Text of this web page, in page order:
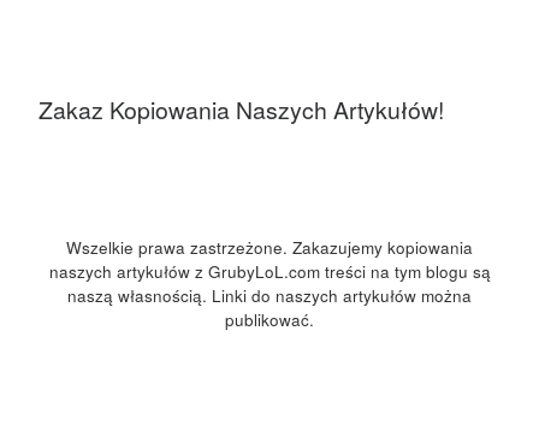
Zakaz Kopiowania Naszych Artykułów!
Wszelkie prawa zastrzeżone. Zakazujemy kopiowania
naszych artykułów z GrubyLoL.com treści na tym blogu są
naszą własnością. Linki do naszych artykułów można
publikować.